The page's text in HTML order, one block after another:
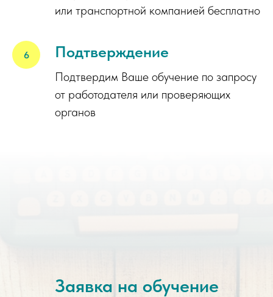
или транспортной компанией бесплатно
Подтверждение
Подтвердим Ваше обучение по запросу
от работодателя или проверяющих
органов
Заявка на обучение